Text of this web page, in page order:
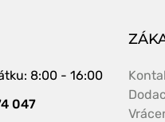
: 8:00 - 16:00
047